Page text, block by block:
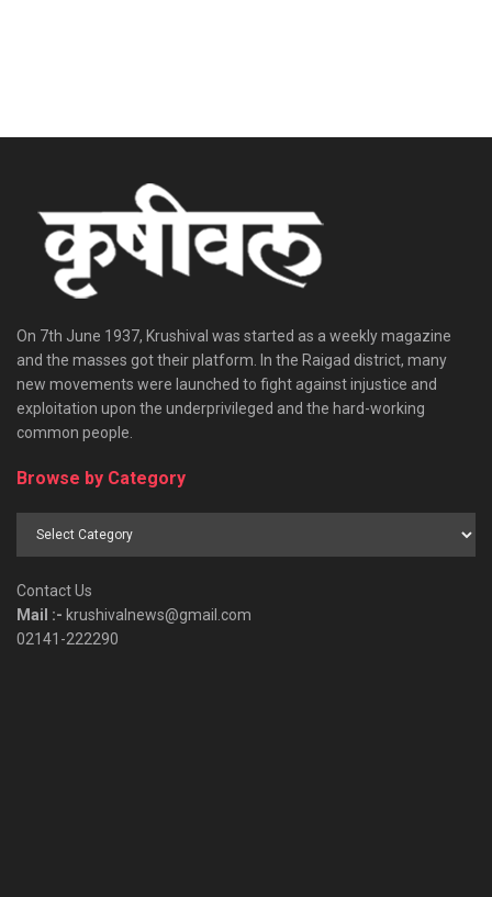
On 7th June 1937, Krushival was started as a weekly magazine
and the masses got their platform. In the Raigad district, many
new movements were launched to fight against injustice and
exploitation upon the underprivileged and the hard-working
common people.
Browse by Category
Contact Us
Mail :- krushivalnews@gmail.com
02141-222290